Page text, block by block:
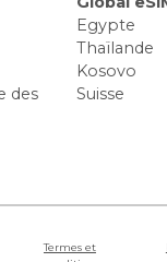
des
Egypte
Thaïlande
Kosovo
Suisse
Termes et